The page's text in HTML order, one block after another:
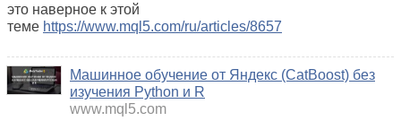
это наверное к этой
теме https://www.mql5.com/ru/articles/8657
Машинное обучение от Яндекс (CatBoost) без
изучения Python и R
www.mql5.com